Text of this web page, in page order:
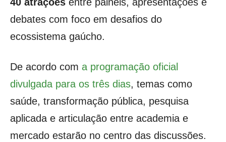
debates com foco em desafios do
ecossistema gaúcho.
De acordo com a programação oficial
divulgada para os três dias, temas como
saúde, transformação pública, pesquisa
aplicada e articulação entre academia e
mercado estarão no centro das discussões.